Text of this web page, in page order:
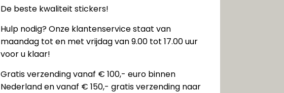
De beste kwaliteit stickers!
Hulp nodig? Onze klantenservice staat van
maandag tot en met vrijdag van 9.00 tot 17.00 uur
voor u klaar!
Gratis verzending vanaf € 100,- euro binnen
Nederland en vanaf € 150,- gratis verzending naar